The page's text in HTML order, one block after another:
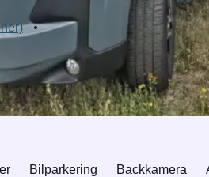
Toppägare
Bilparkering Backkamera